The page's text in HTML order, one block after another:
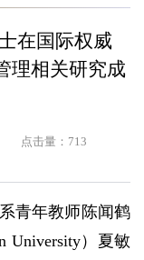
在国际权威
理相关研究成
点击量： 713
青年教师陈闻鹤
University）夏敏